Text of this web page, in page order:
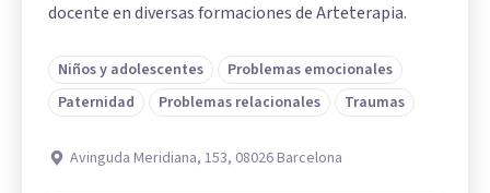
docente en diversas formaciones de Arteterapia.
Niños y adolescentes
Problemas emocionales
Paternidad
Problemas relacionales Traumas
Avinguda Meridiana, 153, 08026 Barcelona